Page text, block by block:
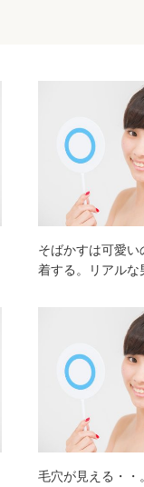
そばかすは可愛
着する。リアルな
毛穴が見える・・